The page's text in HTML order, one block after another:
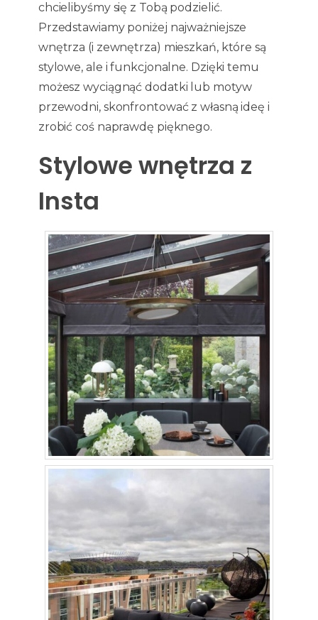
chcielibyśmy się z Tobą podzielić.
Przedstawiamy poniżej najważniejsze
wnętrza (i zewnętrza) mieszkań, które są
stylowe, ale i funkcjonalne. Dzięki temu
możesz wyciągnąć dodatki lub motyw
przewodni, skonfrontować z własną ideę i
zrobić coś naprawdę pięknego.
Stylowe wnętrza z
Insta